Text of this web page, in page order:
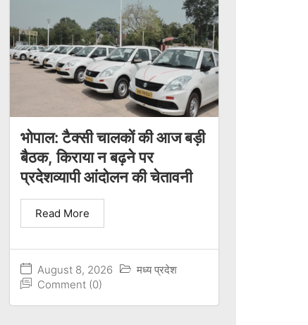
भोपाल: टैक्सी चालकों की आज बड़ी
बैठक, किराया न बढ़ने पर
प्रदेशव्यापी आंदोलन की चेतावनी
August 8, 2026
मध्य प्रदेश
Comment (0)
Read More